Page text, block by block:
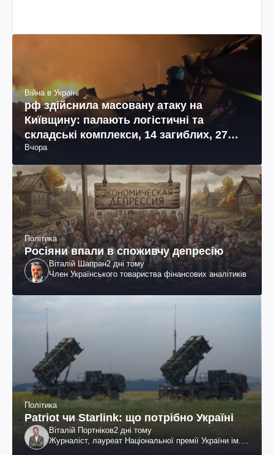
Війна в Україні
рф здійснила масовану атаку на
Київщину: палають логістичні та
складські комплекси, 14 загиблих, 27
поранених (фото, відео)
Вчора
Політика
Росіяни впали в споживчу депресію
Віталій Шапран2 дні тому
Член Українського товариства фінансових аналітиків
Політика
Patriot чи Starlink: що потрібно Україні
Віталій Портніков2 дні тому
Журналіст, лауреат Національної премії України ім.